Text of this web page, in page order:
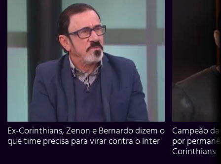
Ex-Corinthians, Zenon e Bernardo dizem o
que time precisa para virar contra o Inter
Campeão
por
Corinthians